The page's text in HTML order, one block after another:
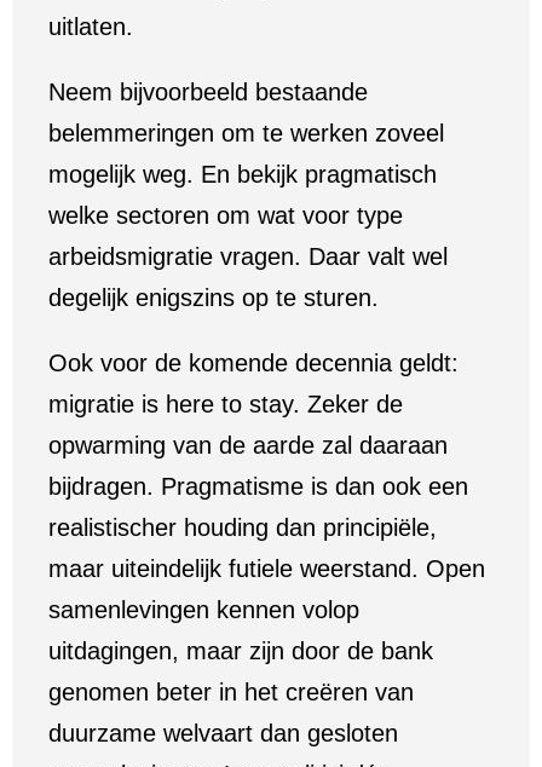
uitlaten.
Neem bijvoorbeeld bestaande
belemmeringen om te werken zoveel
mogelijk weg. En bekijk pragmatisch
welke sectoren om wat voor type
arbeidsmigratie vragen. Daar valt wel
degelijk enigszins op te sturen.
Ook voor de komende decennia geldt:
migratie is here to stay. Zeker de
opwarming van de aarde zal daaraan
bijdragen. Pragmatisme is dan ook een
realistischer houding dan principiële,
maar uiteindelijk futiele weerstand. Open
samenlevingen kennen volop
uitdagingen, maar zijn door de bank
genomen beter in het creëren van
duurzame welvaart dan gesloten